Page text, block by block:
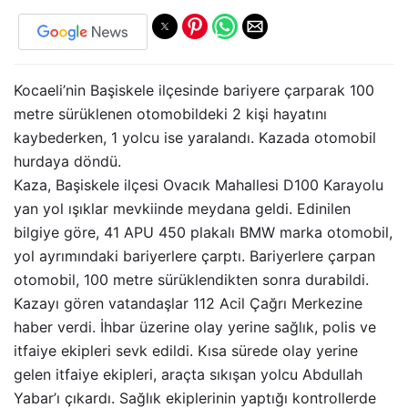
Kocaeli’nin Başiskele ilçesinde bariyere çarparak 100
metre sürüklenen otomobildeki 2 kişi hayatını
kaybederken, 1 yolcu ise yaralandı. Kazada otomobil
hurdaya döndü.
Kaza, Başiskele ilçesi Ovacık Mahallesi D100 Karayolu
yan yol ışıklar mevkiinde meydana geldi. Edinilen
bilgiye göre, 41 APU 450 plakalı BMW marka otomobil,
yol ayrımındaki bariyerlere çarptı. Bariyerlere çarpan
otomobil, 100 metre sürüklendikten sonra durabildi.
Kazayı gören vatandaşlar 112 Acil Çağrı Merkezine
haber verdi. İhbar üzerine olay yerine sağlık, polis ve
itfaiye ekipleri sevk edildi. Kısa sürede olay yerine
gelen itfaiye ekipleri, araçta sıkışan yolcu Abdullah
Yabar’ı çıkardı. Sağlık ekiplerinin yaptığı kontrollerde